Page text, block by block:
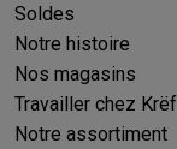
Soldes
Notre histoire
Nos magasins
Travailler chez
Notre assortiment